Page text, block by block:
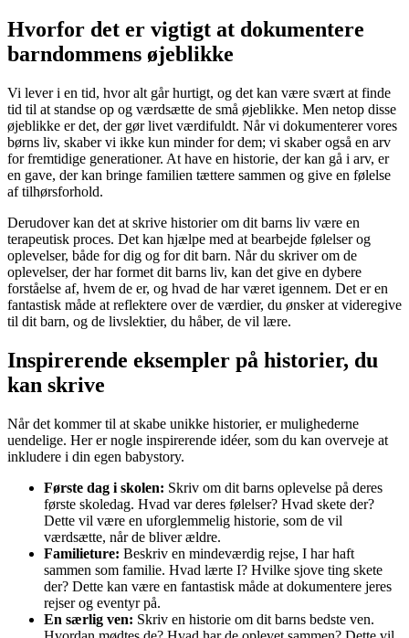
Hvorfor det er vigtigt at dokumentere
barndommens øjeblikke
Vi lever i en tid, hvor alt går hurtigt, og det kan være svært at finde
tid til at standse op og værdsætte de små øjeblikke. Men netop disse
øjeblikke er det, der gør livet værdifuldt. Når vi dokumenterer vores
børns liv, skaber vi ikke kun minder for dem; vi skaber også en arv
for fremtidige generationer. At have en historie, der kan gå i arv, er
en gave, der kan bringe familien tættere sammen og give en følelse
af tilhørsforhold.
Derudover kan det at skrive historier om dit barns liv være en
terapeutisk proces. Det kan hjælpe med at bearbejde følelser og
oplevelser, både for dig og for dit barn. Når du skriver om de
oplevelser, der har formet dit barns liv, kan det give en dybere
forståelse af, hvem de er, og hvad de har været igennem. Det er en
fantastisk måde at reflektere over de værdier, du ønsker at videregive
til dit barn, og de livslektier, du håber, de vil lære.
Inspirerende eksempler på historier, du
kan skrive
Når det kommer til at skabe unikke historier, er mulighederne
uendelige. Her er nogle inspirerende idéer, som du kan overveje at
inkludere i din egen babystory.
Første dag i skolen: Skriv om dit barns oplevelse på deres
første skoledag. Hvad var deres følelser? Hvad skete der?
Dette vil være en uforglemmelig historie, som de vil
værdsætte, når de bliver ældre.
Familieture: Beskriv en mindeværdig rejse, I har haft
sammen som familie. Hvad lærte I? Hvilke sjove ting skete
der? Dette kan være en fantastisk måde at dokumentere jeres
rejser og eventyr på.
En særlig ven: Skriv en historie om dit barns bedste ven.